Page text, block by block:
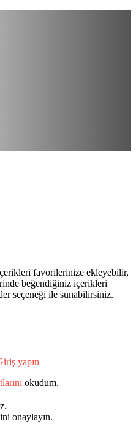
favorilerinize ekleyebilir,
beğendiğiniz içerikleri
seçeneği ile sunabilirsiniz.
yapın
okudum.
onaylayın.